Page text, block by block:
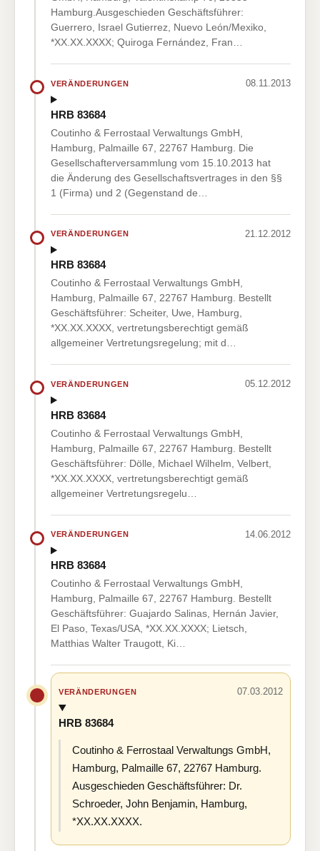
Hamburg.Ausgeschieden Geschäftsführer:
Guerrero, Israel Gutierrez, Nuevo León/Mexiko,
*XX.XX.XXXX; Quiroga Fernández, Fran…
VERÄNDERUNGEN 08.11.2013
HRB 83684
Coutinho & Ferrostaal Verwaltungs GmbH,
Hamburg, Palmaille 67, 22767 Hamburg. Die
Gesellschafterversammlung vom 15.10.2013 hat
die Änderung des Gesellschaftsvertrages in den §§
1 (Firma) und 2 (Gegenstand de…
VERÄNDERUNGEN 21.12.2012
HRB 83684
Coutinho & Ferrostaal Verwaltungs GmbH,
Hamburg, Palmaille 67, 22767 Hamburg. Bestellt
Geschäftsführer: Scheiter, Uwe, Hamburg,
*XX.XX.XXXX, vertretungsberechtigt gemäß
allgemeiner Vertretungsregelung; mit d…
VERÄNDERUNGEN 05.12.2012
HRB 83684
Coutinho & Ferrostaal Verwaltungs GmbH,
Hamburg, Palmaille 67, 22767 Hamburg. Bestellt
Geschäftsführer: Dölle, Michael Wilhelm, Velbert,
*XX.XX.XXXX, vertretungsberechtigt gemäß
allgemeiner Vertretungsregelu…
VERÄNDERUNGEN 14.06.2012
HRB 83684
Coutinho & Ferrostaal Verwaltungs GmbH,
Hamburg, Palmaille 67, 22767 Hamburg. Bestellt
Geschäftsführer: Guajardo Salinas, Hernán Javier,
El Paso, Texas/USA, *XX.XX.XXXX; Lietsch,
Matthias Walter Traugott, Ki…
VERÄNDERUNGEN 07.03.2012
HRB 83684
Coutinho & Ferrostaal Verwaltungs GmbH,
Hamburg, Palmaille 67, 22767 Hamburg.
Ausgeschieden Geschäftsführer: Dr.
Schroeder, John Benjamin, Hamburg,
*XX.XX.XXXX.